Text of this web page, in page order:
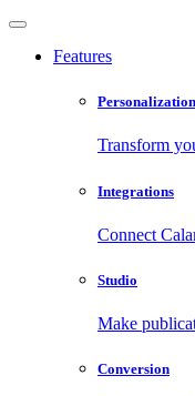
Features
Personalization
Transform
Integrations
Connect
Studio
Make
Conversion